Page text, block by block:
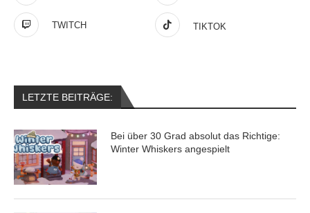
TWITCH TIKTOK
LETZTE BEITRÄGE:
Bei über 30 Grad absolut das Richtige:
Winter Whiskers angespielt